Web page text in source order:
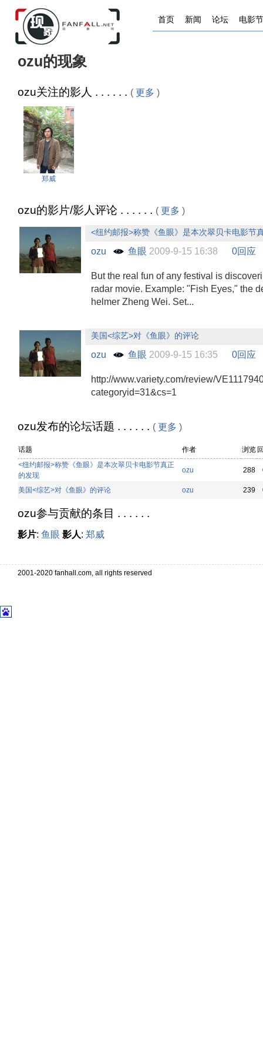
首页 新闻 论坛 电影节
ozu的现象
ozu关注的影人 . . . . . . ( 更多 )
郑威
ozu的影片/影人评论 . . . . . . ( 更多 )
<纽约邮报>称赞《鱼眼》是本次翠贝卡电影节
ozu 鱼眼 2009-9-15 16:38 0回应
But the real fun of any festival is
radar movie. Example: "Fish Eyes," the
helmer Zheng Wei. Set...
美国<综艺>对《鱼眼》的评论
ozu 鱼眼 2009-9-15 16:35 0回应
http://www.variety.com/review/
categoryid=31&cs=1
ozu发布的论坛话题 . . . . . . ( 更多 )
话题 作者 浏览
<纽约邮报>称赞《鱼眼》是本次翠贝卡电影节真正
的发现
ozu 288
美国<综艺>对《鱼眼》的评论 ozu 239
ozu参与贡献的条目 . . . . . .
影片: 鱼眼 影人: 郑威
2001-2020 fanhall.com, all rights reserved